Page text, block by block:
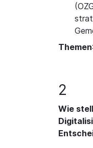
Themen:
2
Wie